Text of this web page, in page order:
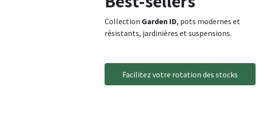
Collection Garden ID, pots modernes et
résistants, jardinières et suspensions.
Facilitez votre rotation des stocks